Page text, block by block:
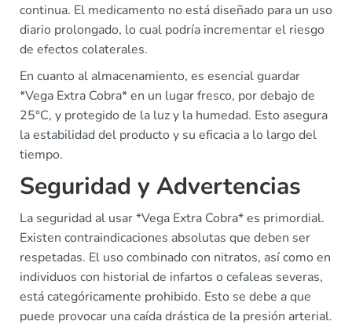
continua. El medicamento no está diseñado para un uso
diario prolongado, lo cual podría incrementar el riesgo
de efectos colaterales.
En cuanto al almacenamiento, es esencial guardar
*Vega Extra Cobra* en un lugar fresco, por debajo de
25°C, y protegido de la luz y la humedad. Esto asegura
la estabilidad del producto y su eficacia a lo largo del
tiempo.
Seguridad y Advertencias
La seguridad al usar *Vega Extra Cobra* es primordial.
Existen contraindicaciones absolutas que deben ser
respetadas. El uso combinado con nitratos, así como en
individuos con historial de infartos o cefaleas severas,
está categóricamente prohibido. Esto se debe a que
puede provocar una caída drástica de la presión arterial.